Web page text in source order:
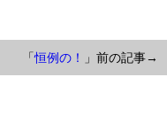
「恒例の！ 」前の記事→